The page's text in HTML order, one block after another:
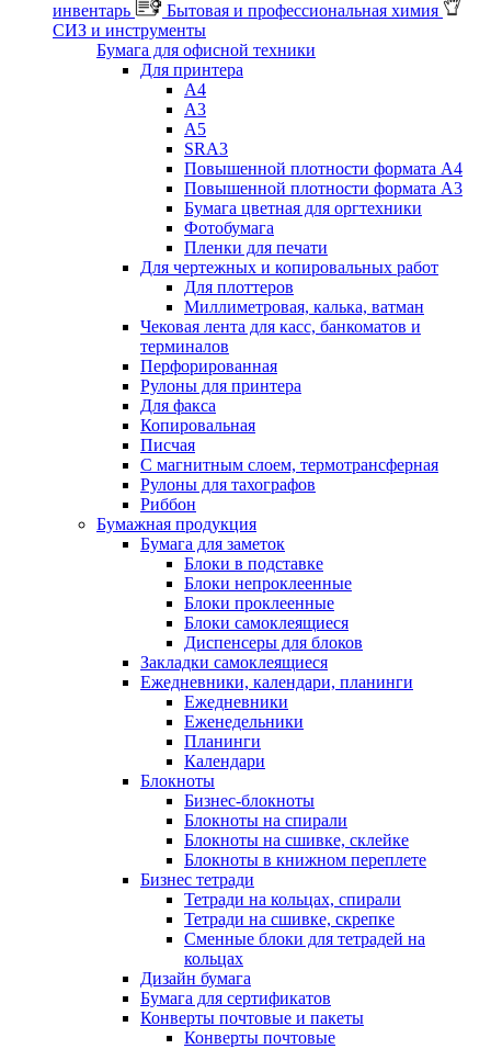
инвентарь
Бытовая и профессиональная химия
СИЗ и инструменты
Бумага для офисной техники
Для принтера
А4
А3
А5
SRA3
Повышенной плотности формата А4
Повышенной плотности формата А3
Бумага цветная для оргтехники
Фотобумага
Пленки для печати
Для чертежных и копировальных работ
Для плоттеров
Миллиметровая, калька, ватман
Чековая лента для касс, банкоматов и
терминалов
Перфорированная
Рулоны для принтера
Для факса
Копировальная
Писчая
С магнитным слоем, термотрансферная
Рулоны для тахографов
Риббон
Бумажная продукция
Бумага для заметок
Блоки в подставке
Блоки непроклеенные
Блоки проклеенные
Блоки самоклеящиеся
Диспенсеры для блоков
Закладки самоклеящиеся
Ежедневники, календари, планинги
Ежедневники
Еженедельники
Планинги
Календари
Блокноты
Бизнес-блокноты
Блокноты на спирали
Блокноты на сшивке, склейке
Блокноты в книжном переплете
Бизнес тетради
Тетради на кольцах, спирали
Тетради на сшивке, скрепке
Сменные блоки для тетрадей на
кольцах
Дизайн бумага
Бумага для сертификатов
Конверты почтовые и пакеты
Конверты почтовые